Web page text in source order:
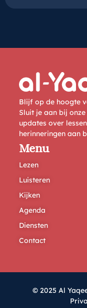
Blijf op de hoogte
Sluit je aan bij
updates over
herinneringen aan
Menu
Lezen
Luisteren
Kijken
Agenda
Diensten
Contact
© 2025 Al